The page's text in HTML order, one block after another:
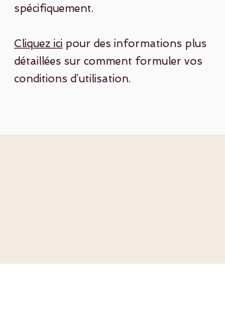
spécifiquement.
Cliquez ici pour des informations plus
détaillées sur comment formuler vos
conditions d’utilisation.